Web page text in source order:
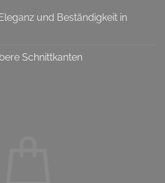
und Beständigkeit in
Schnittkanten